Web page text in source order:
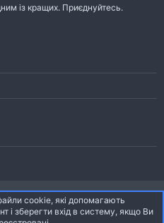
із кращих. Приєднуйтесь.
2026 XenForo Ltd.
2022 XenForo Ltd. | dev: Pages
cookie, які допомагають
і зберегти вхід в систему, якщо Ви